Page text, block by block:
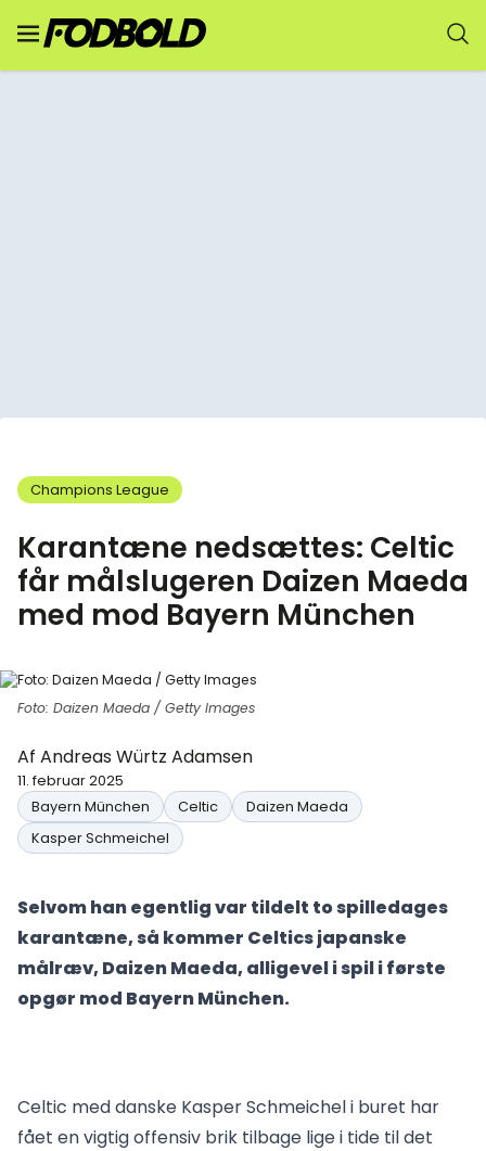
Champions League
Karantæne nedsættes: Celtic
får målslugeren Daizen Maeda
med mod Bayern München
Foto: Daizen Maeda / Getty Images
Af Andreas Würtz Adamsen
11. februar 2025
Bayern München
Celtic
Daizen Maeda
Kasper Schmeichel
Selvom han egentlig var tildelt to spilledages
karantæne, så kommer Celtics japanske
målræv, Daizen Maeda, alligevel i spil i første
opgør mod Bayern München.
Celtic med danske Kasper Schmeichel i buret har
fået en vigtig offensiv brik tilbage lige i tide til det